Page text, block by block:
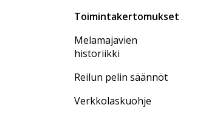
Toimintakertomukset
Melamajavien
historiikki
Reilun pelin säännöt
Verkkolaskuohje